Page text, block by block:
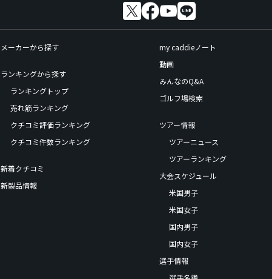
メーカーから探す
ランキングから探す
ランキングトップ
売れ筋ランキング
クチコミ評価ランキング
クチコミ件数ランキング
新着クチコミ
新製品情報
my caddieノート
動画
みんなのQ&A
ゴルフ場検索
ツアー情報
ツアーニュース
ツアーランキング
大会スケジュール
米国男子
米国女子
国内男子
国内女子
選手情報